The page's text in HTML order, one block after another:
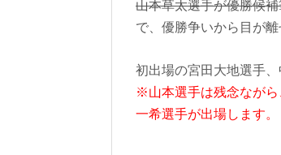
山本草太選手が優勝候
で、優勝争いから目が離
初出場の宮田大地選手
※山本選手は残念ながら
一希選手が出場します。